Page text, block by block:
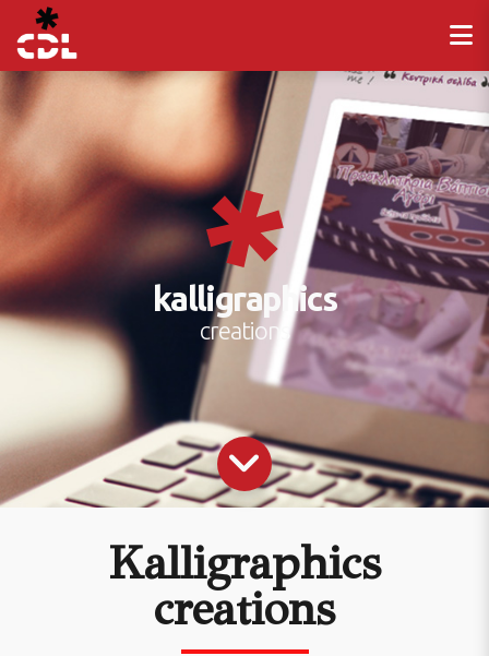
kalligraphics
creations
Kalligraphics
creations